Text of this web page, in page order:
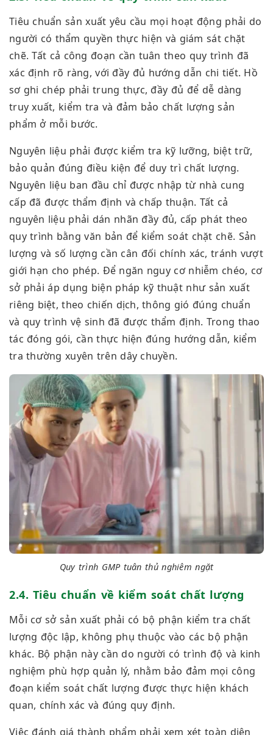
Tiêu chuẩn sản xuất yêu cầu mọi hoạt động phải do
người có thẩm quyền thực hiện và giám sát chặt
chẽ. Tất cả công đoạn cần tuân theo quy trình đã
xác định rõ ràng, với đầy đủ hướng dẫn chi tiết. Hồ
sơ ghi chép phải trung thực, đầy đủ để dễ dàng
truy xuất, kiểm tra và đảm bảo chất lượng sản
phẩm ở mỗi bước.
Nguyên liệu phải được kiểm tra kỹ lưỡng, biệt trữ,
bảo quản đúng điều kiện để duy trì chất lượng.
Nguyên liệu ban đầu chỉ được nhập từ nhà cung
cấp đã được thẩm định và chấp thuận. Tất cả
nguyên liệu phải dán nhãn đầy đủ, cấp phát theo
quy trình bằng văn bản để kiểm soát chặt chẽ. Sản
lượng và số lượng cần cân đối chính xác, tránh vượt
giới hạn cho phép. Để ngăn nguy cơ nhiễm chéo, cơ
sở phải áp dụng biện pháp kỹ thuật như sản xuất
riêng biệt, theo chiến dịch, thông gió đúng chuẩn
và quy trình vệ sinh đã được thẩm định. Trong thao
tác đóng gói, cần thực hiện đúng hướng dẫn, kiểm
tra thường xuyên trên dây chuyền.
Quy trình GMP tuân thủ nghiêm ngặt
2.4. Tiêu chuẩn về kiểm soát chất lượng
Mỗi cơ sở sản xuất phải có bộ phận kiểm tra chất
lượng độc lập, không phụ thuộc vào các bộ phận
khác. Bộ phận này cần do người có trình độ và kinh
nghiệm phù hợp quản lý, nhằm bảo đảm mọi công
đoạn kiểm soát chất lượng được thực hiện khách
quan, chính xác và đúng quy định.
Việc đánh giá thành phẩm phải xem xét toàn diện